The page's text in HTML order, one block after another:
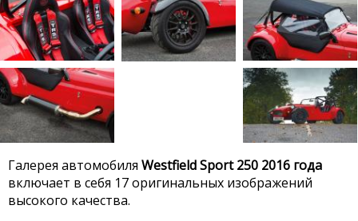
Галерея автомобиля Westfield Sport 250 2016 года
включает в себя 17 оригинальных изображений
высокого качества.